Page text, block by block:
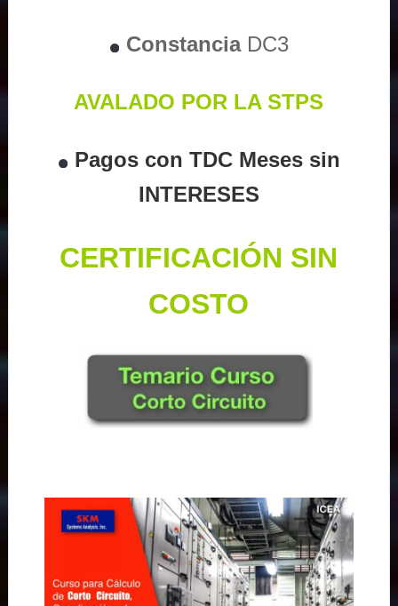
ConstanciaDC3
AVALADO POR LA STPS
Pagos con TDC Meses sin
INTERESES
CERTIFICACIÓN SIN
COSTO